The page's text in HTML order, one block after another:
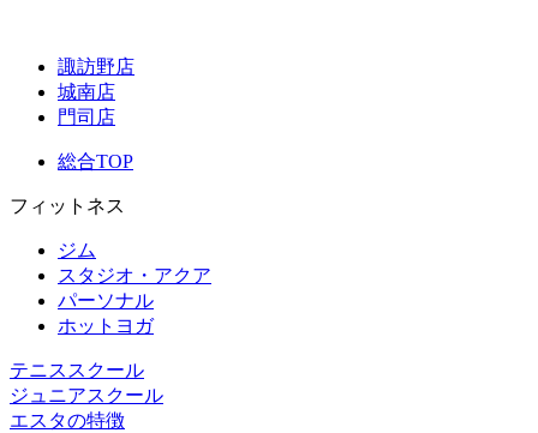
諏訪野店
城南店
門司店
総合TOP
フィットネス
ジム
スタジオ・アクア
パーソナル
ホットヨガ
テニススクール
ジュニアスクール
エスタの特徴